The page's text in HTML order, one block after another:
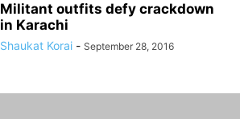
Militant outfits defy crackdown
in Karachi
Shaukat Korai - September 28, 2016